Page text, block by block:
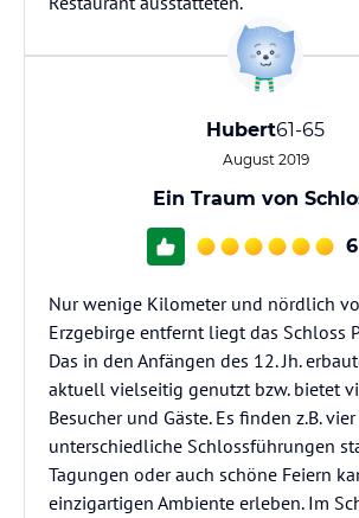
Hubert61-65
August 2019
Ein Traum von
6
Nur wenige Kilometer und nördlich
Erzgebirge entfernt liegt das Schloss
Das in den Anfängen des 12. Jh.
aktuell vielseitig genutzt bzw. bietet
Besucher und Gäste. Es finden z.B. vier
unterschiedliche Schlossführungen
Tagungen oder auch schöne Feiern
einzigartigen Ambiente erleben. Im